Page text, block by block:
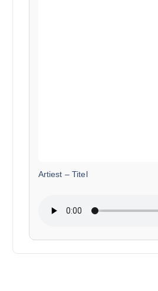
Artiest – Titel